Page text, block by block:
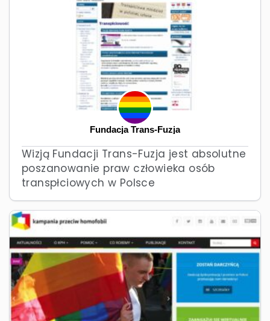
Fundacja Trans-Fuzja
Wizją Fundacji Trans-Fuzja jest absolutne
poszanowanie praw człowieka osób
transpłciowych w Polsce